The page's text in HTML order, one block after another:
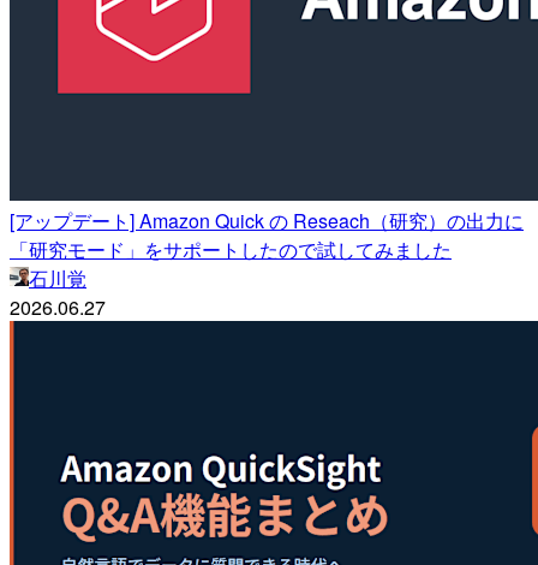
[アップデート] Amazon Quick の Reseach（研究）の出力に
「研究モード」をサポートしたので試してみました
石川覚
2026.06.27